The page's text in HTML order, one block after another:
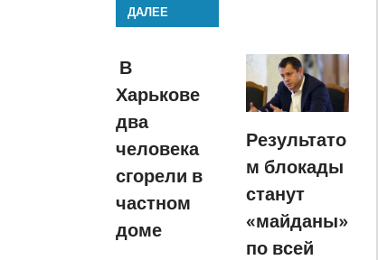
ДАЛЕЕ
В
Харькове
два
человека
сгорели в
частном
доме
Результато
м блокады
станут
«майданы»
по всей